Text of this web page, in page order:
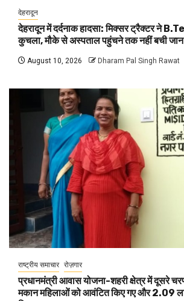
देहरादून
देहरादून में दर्दनाक हादसा: मिक्सर ट्रैक्टर ने
कुचला, मौके से अस्पताल पहुंचने तक नहीं बची जान
August 10, 2026 Dharam Pal Singh Rawat
राष्ट्रीय समाचार रोज़गार
प्रधानमंत्री आवास योजना-शहरी क्षेत्र में दूसरे
मकान महिलाओं को आवंटित किए गए और 2.09